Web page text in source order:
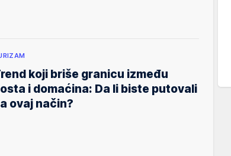
koji briše granicu između
i domaćina: Da li biste putovali
ovaj način?